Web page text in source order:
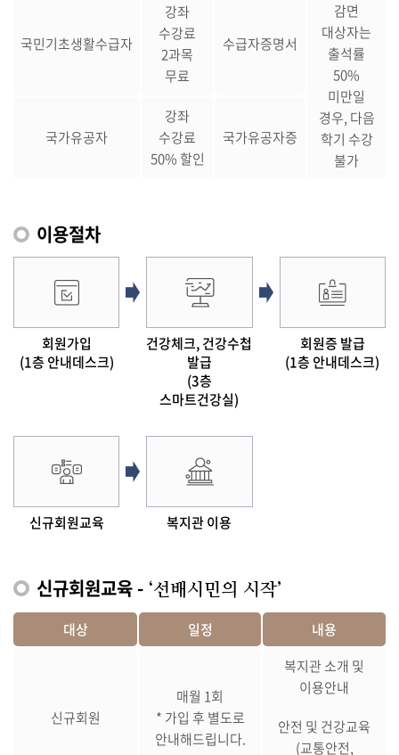
국민기초생활수급자
강좌
수강료
2과목
무료
수급자증명서
감면
대상자는
출석률
50%
미만일
경우, 다음
학기 수강
불가
국가유공자
강좌
수강료
50% 할인
국가유공자증
이용절차
회원가입
(1층 안내데스크)
건강체크, 건강수첩
발급
(3층
스마트건강실)
회원증 발급
(1층 안내데스크)
신규회원교육 복지관 이용
신규회원교육 - ‘선배시민의 시작’
대상 일정 내용
신규회원
매월 1회
* 가입 후 별도로
안내해드립니다.
복지관 소개 및
이용안내
안전 및 건강교육
(교통안전,